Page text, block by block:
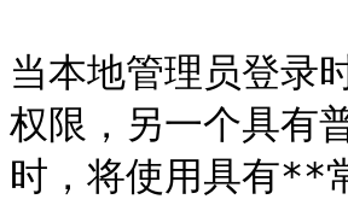
当本地管理员登录
权限，另一个具有
时，将使用具有**